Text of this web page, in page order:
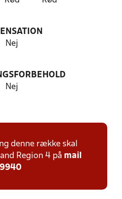
Nej
Nej
denne række skal
Region 4 på mail